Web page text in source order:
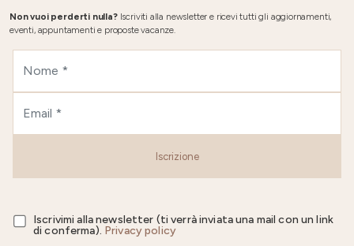
Non vuoi perderti nulla?Iscriviti alla newsletter e ricevi tutti gli aggiornamenti,
eventi, appuntamenti e proposte vacanze.
Iscrizione
Iscrivimi alla newsletter (ti verrà inviata una mail con un link
di conferma). Privacy policy